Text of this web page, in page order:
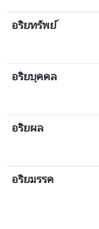
อริยทรัพย์
อริยบุคคล
อริยผล
อริยมรรค